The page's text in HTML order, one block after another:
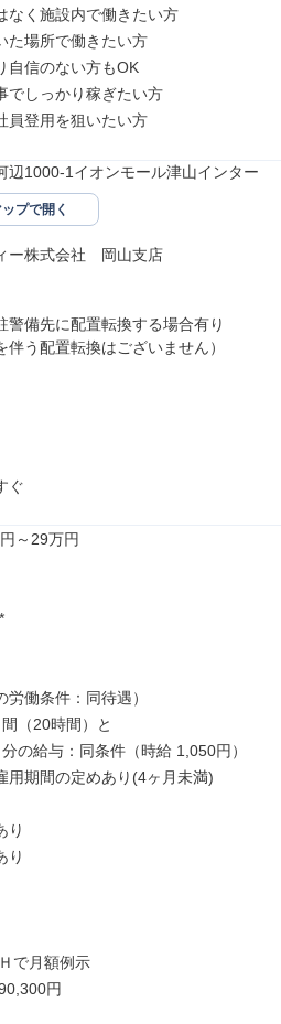
なく施設内で働きたい方
た場所で働きたい方
自信のない方もOK
でしっかり稼ぎたい方
員登用を狙いたい方
辺1000-1イオンモール津山インター
プで開く
ー株式会社　岡山支店
備先に配置転換する場合有り
伴う配置転換はございません）
ぐ
～29万円
労働条件：同待遇）
（20時間）と
の給与：同条件（時給 1,050円）
用期間の定めあり(4ヶ月未満)
り
り
で月額例示
円